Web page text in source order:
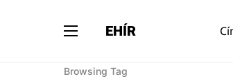
EHÍR
Browsing Tag